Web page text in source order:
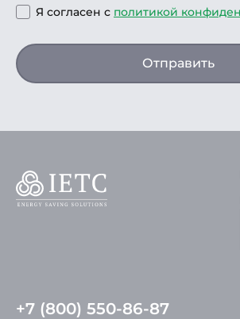
Я согласен с политикой
Отправить
+7 (800) 550-86-87